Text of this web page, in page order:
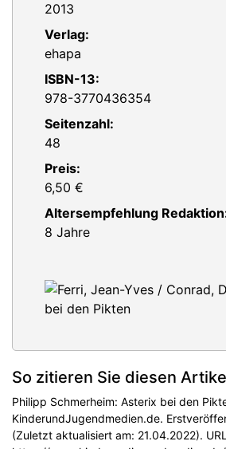
2013
Verlag:
ehapa
ISBN-13:
978-3770436354
Seitenzahl:
48
Preis:
6,50 €
Altersempfehlung
8 Jahre
So zitieren Sie diesen
Philipp Schmerheim: Asterix bei den
KinderundJugendmedien.de.
(Zuletzt aktualisiert am: 21.04.2022).